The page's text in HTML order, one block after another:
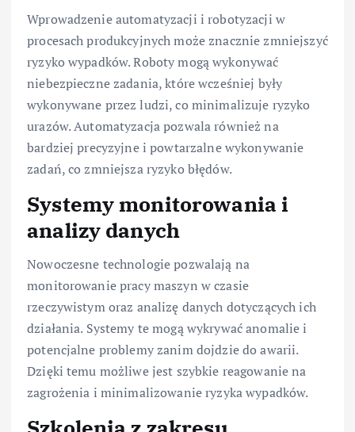
Wprowadzenie automatyzacji i robotyzacji w
procesach produkcyjnych może znacznie zmniejszyć
ryzyko wypadków. Roboty mogą wykonywać
niebezpieczne zadania, które wcześniej były
wykonywane przez ludzi, co minimalizuje ryzyko
urazów. Automatyzacja pozwala również na
bardziej precyzyjne i powtarzalne wykonywanie
zadań, co zmniejsza ryzyko błędów.
Systemy monitorowania i
analizy danych
Nowoczesne technologie pozwalają na
monitorowanie pracy maszyn w czasie
rzeczywistym oraz analizę danych dotyczących ich
działania. Systemy te mogą wykrywać anomalie i
potencjalne problemy zanim dojdzie do awarii.
Dzięki temu możliwe jest szybkie reagowanie na
zagrożenia i minimalizowanie ryzyka wypadków.